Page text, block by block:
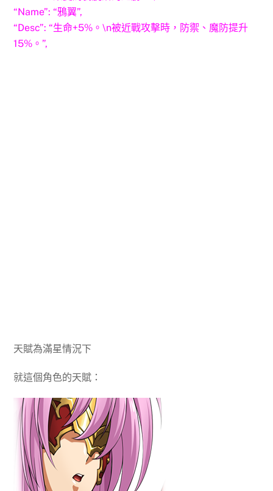
“Name”: “鴉翼”,
“Desc”: “生命+5%。\n被近戰攻擊時，防禦、魔防提升
15%。”,
天賦為滿星情況下
就這個角色的天賦：